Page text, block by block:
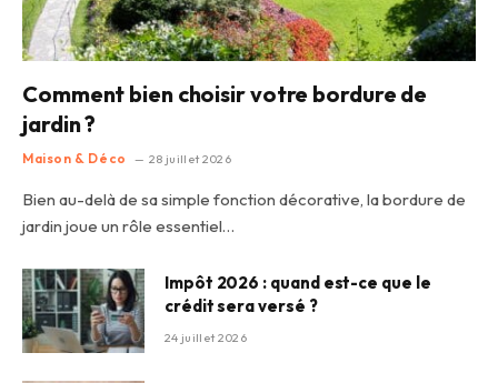
Comment bien choisir votre bordure de
jardin ?
Maison & Déco 28 juillet 2026
Bien au-delà de sa simple fonction décorative, la bordure de
jardin joue un rôle essentiel…
Impôt 2026 : quand est-ce que le
crédit sera versé ?
24 juillet 2026